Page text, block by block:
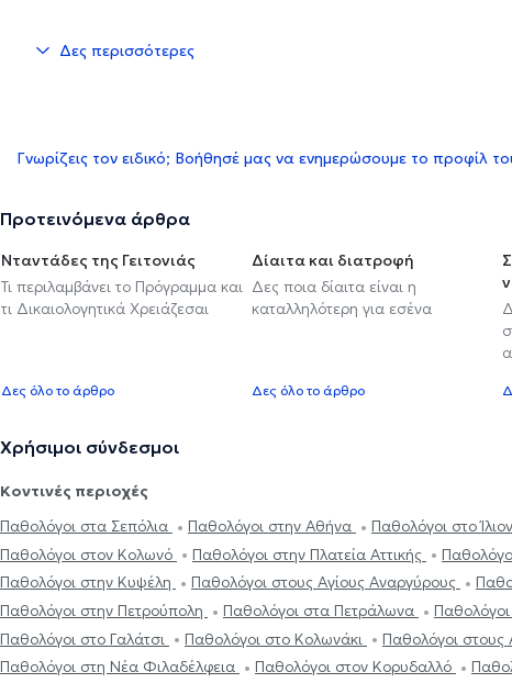
Δες περισσότερες
Γνωρίζεις τον ειδικό; Βοήθησέ μας να ενημερώσουμε το προφίλ
Προτεινόμενα άρθρα
Νταντάδες της Γειτονιάς
Τι περιλαμβάνει το Πρόγραμμα και
τι Δικαιολογητικά Χρειάζεσαι
Δες όλο το άρθρο
Δίαιτα και διατροφή
Δες ποια δίαιτα είναι η
καταλληλότερη για εσένα
Δες όλο το άρθρο
Χρήσιμοι σύνδεσμοι
Κοντινές περιοχές
Παθολόγοι στα Σεπόλια
Παθολόγοι στην Αθήνα Παθολόγοι στο Ίλιον
Παθολόγοι στον Κολωνό
Παθολόγοι στην Πλατεία Αττικής
Παθολόγοι στην Κυψέλη
Παθολόγοι στους Αγίους Αναργύρους
Παθολόγοι στην Πετρούπολη
Παθολόγοι στα Πετράλωνα
Παθολόγοι στο Γαλάτσι
Παθολόγοι στο Κολωνάκι
Παθολόγοι
Παθολόγοι στη Νέα Φιλαδέλφεια
Παθολόγοι στον Κορυδαλλό